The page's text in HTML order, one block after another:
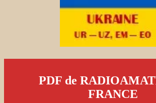
PDF de
FRANCE